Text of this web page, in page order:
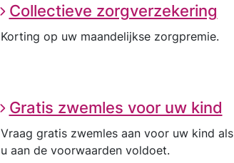
Collectieve zorgverzekering
Korting op uw maandelijkse zorgpremie.
Gratis zwemles voor uw kind
Vraag gratis zwemles aan voor uw kind als
u aan de voorwaarden voldoet.